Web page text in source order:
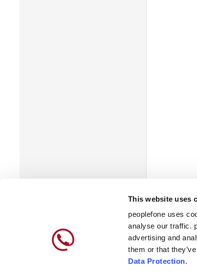
This website uses
peoplefone uses
analyse our traffic.
advertising and
them or that
Data Protection.